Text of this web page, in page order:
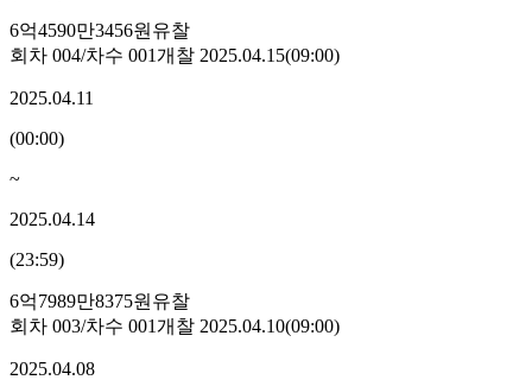
6억4590만3456원 유찰
회차 004/차수 001개찰 2025.04.15(09:00)
2025.04.11
(00:00)
~
2025.04.14
(23:59)
6억7989만8375원 유찰
회차 003/차수 001개찰 2025.04.10(09:00)
2025.04.08